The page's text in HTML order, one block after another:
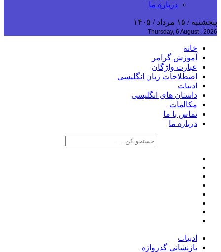
درباره ما
پنجشنبه / ۱۵ مرداد / ۱۴۰۵
Thursday, 6 August , 2026
خانه
آموزش گرامر
عبارت واژگان
اصطلاحات زبان انگلیسی
ادبیات
داستان های انگلیسی
مکالمات
تماس با ما
درباره ما
ادبیات
بازنشانی گذرواژه